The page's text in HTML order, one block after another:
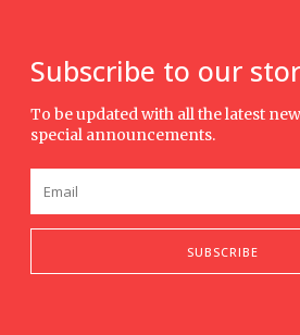
Subscribe to our
To be updated with all the latest
special announcements.
SUBSCRIBE